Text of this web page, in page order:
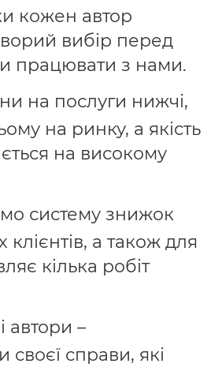
кожен автор
вибір перед
працювати з нами.
на послуги нижчі,
на ринку, а якість
на високому
систему знижок
клієнтів, а також для
кілька робіт
автори –
своєї справи, які